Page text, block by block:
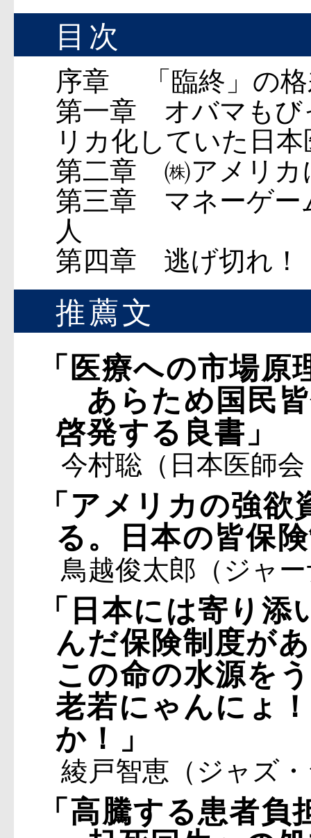
目次
序章 「臨終」の格
第一章 オバマも
リカ化していた日本
第二章 ㈱アメリカ
第三章 マネーゲー
人
第四章 逃げ切れ
推薦文
「医療への市場
あらため国民
啓発する良書」
今村聡（日本医師
「アメリカの強
る。日本の皆保
鳥越俊太郎（ジャ
「日本には寄り
んだ保険制度が
この命の水源を
老若にゃんにょ
か！」
綾戸智恵（ジャズ
「高騰する患者